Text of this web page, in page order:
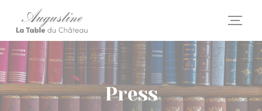
Personalizing your cookie choices
Press